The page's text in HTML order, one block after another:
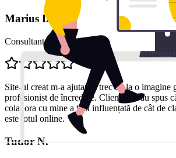
Marius D.
Consultant financiar
Site-ul creat m-a ajutat să trec de la o imagine
profesionist de încredere. Clienții mi-au spus
colabora cu mine a fost influențată de cât de
este totul online.
Tudor N.